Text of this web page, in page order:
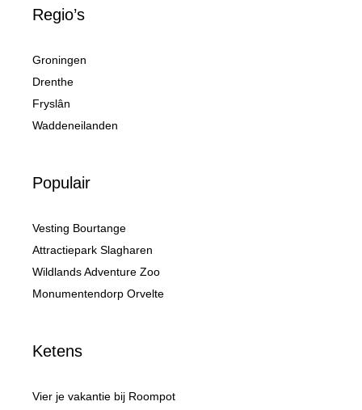
Regio’s
Groningen
Drenthe
Fryslân
Waddeneilanden
Populair
Vesting Bourtange
Attractiepark Slagharen
Wildlands Adventure Zoo
Monumentendorp Orvelte
Ketens
Vier je vakantie bij Roompot